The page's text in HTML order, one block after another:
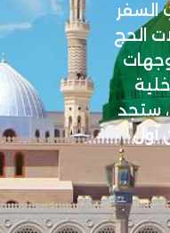
السفر
الحج
ستجد
أول